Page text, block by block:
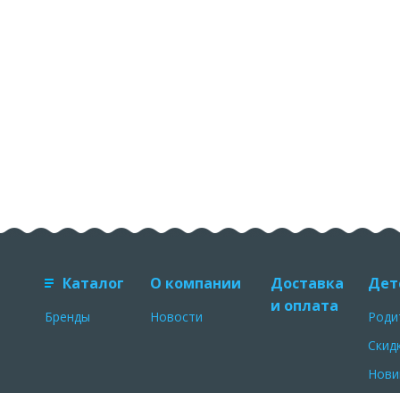
Каталог
Бренды
О компании
Новости
Доставка
и оплата